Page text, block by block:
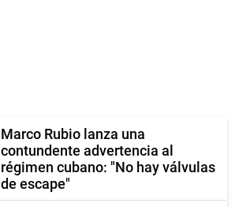
Marco Rubio lanza una
contundente advertencia al
régimen cubano: "No hay válvulas
de escape"